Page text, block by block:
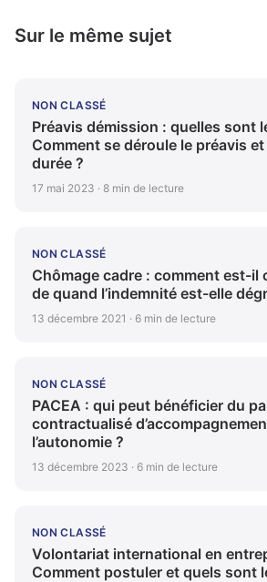
Sur le même sujet
NON CLASSÉ
Préavis démission : quelles sont
Comment se déroule le préavis
durée ?
17 mai 2023 · 8 min de lecture
NON CLASSÉ
Chômage cadre : comment est-il
de quand l’indemnité est-elle
13 décembre 2021 · 6 min de lecture
NON CLASSÉ
PACEA : qui peut bénéficier du
contractualisé
l’autonomie ?
13 décembre 2023 · 6 min de lecture
NON CLASSÉ
Volontariat international en
Comment postuler et quels sont